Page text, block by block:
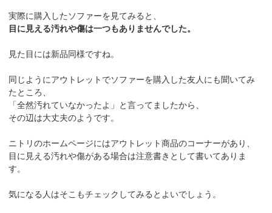
実際に購入したソファーを見てみると、
目に見える汚れや傷は一つもありませんでした。
見た目には新品同様ですね。
同じようにアウトレットでソファーを購入した友人にも聞いてみ
たところ、
「全然汚れていなかったよ」と言ってましたから、
その辺は大丈夫のようです。
ニトリのホームページにはアウトレット商品のコーナーがあり、
目に見える汚れや傷がある場合は注意書きとして書いてありま
す。
気になる人はそこもチェックしてみるとよいでしょう。